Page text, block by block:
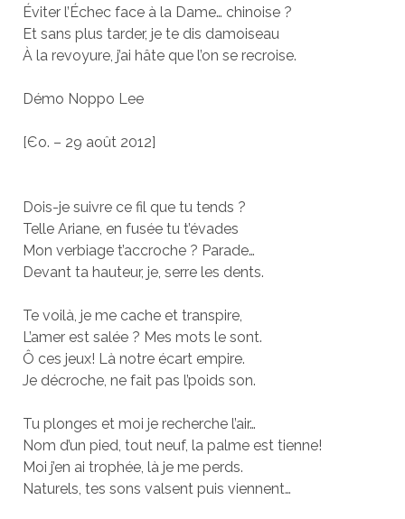
Éviter l’Échec face à la Dame… chinoise ?
Et sans plus tarder, je te dis damoiseau
À la revoyure, j’ai hâte que l’on se recroise.
Démo Noppo Lee
[Єo. – 29 août 2012]
Dois-je suivre ce fil que tu tends ?
Telle Ariane, en fusée tu t’évades
Mon verbiage t’accroche ? Parade…
Devant ta hauteur, je, serre les dents.
Te voilà, je me cache et transpire,
L’amer est salée ? Mes mots le sont.
Ô ces jeux! Là notre écart empire.
Je décroche, ne fait pas l’poids son.
Tu plonges et moi je recherche l’air…
Nom d’un pied, tout neuf, la palme est tienne!
Moi j’en ai trophée, là je me perds.
Naturels, tes sons valsent puis viennent…